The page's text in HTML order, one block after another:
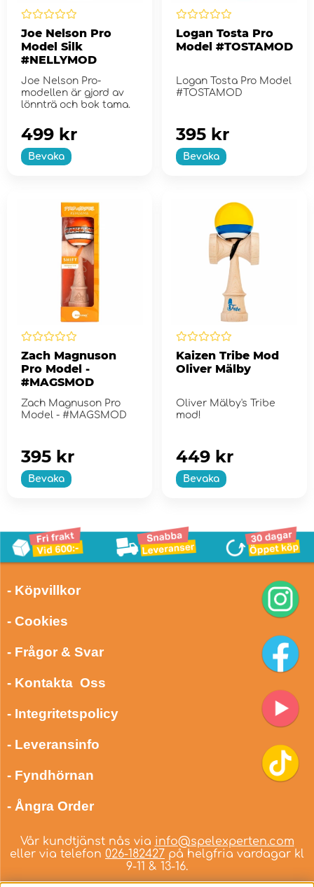
Joe Nelson Pro
Model Silk
#NELLYMOD
Joe Nelson Pro-
modellen är gjord av
lönnträ och bok tama.
Bevaka
499 kr
Logan Tosta Pro
Model #TOSTAMOD
Logan Tosta Pro Model
#TOSTAMOD
Bevaka
395 kr
Zach Magnuson
Pro Model -
#MAGSMOD
Zach Magnuson Pro
Model - #MAGSMOD
Bevaka
395 kr
Kaizen Tribe Mod
Oliver Mälby
Oliver Mälby's Tribe
mod!
Bevaka
449 kr
- Köpvillkor
- Cookies
- Frågor & Svar
- Kontakta Oss
- Integritetspolicy
- Leveransinfo
- Fyndhörnan
- Ångra Order
Vår kundtjänst nås via info@spelexperten.com
eller via telefon 026-182427 på helgfria vardagar kl
9-11 & 13-16.